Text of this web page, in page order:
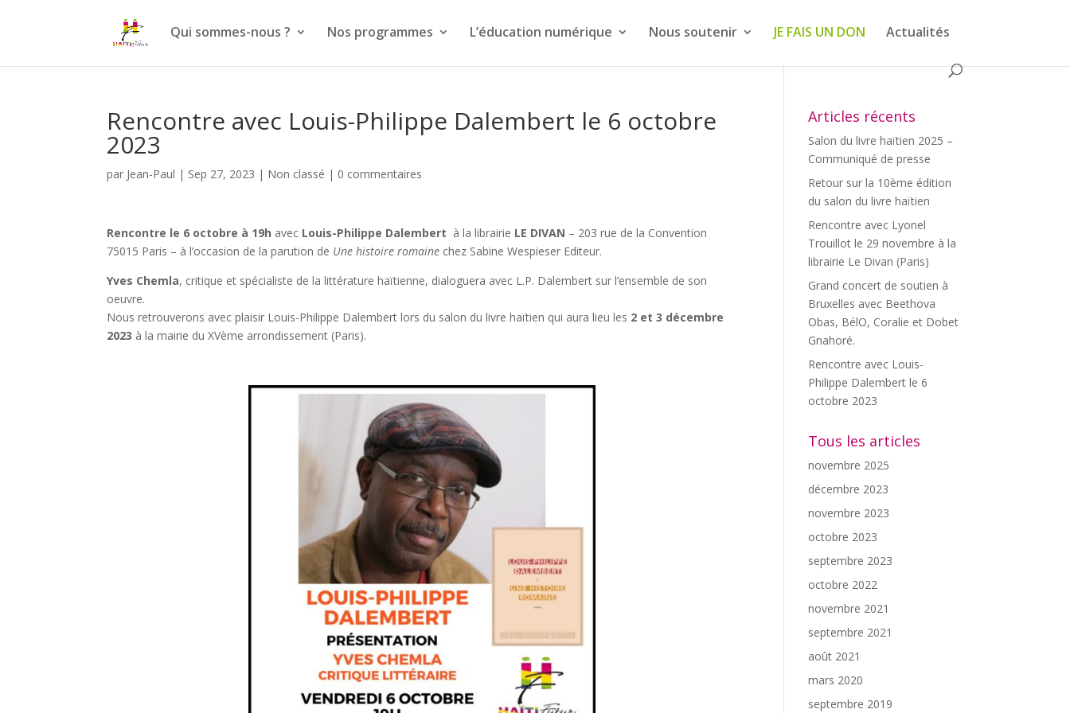
Qui sommes-nous ? Nos programmes L’éducation numérique Nous soutenir JE FAIS UN DON Actualités
Rencontre avec Louis-Philippe Dalembert le 6 octobre
2023
par Jean-Paul | Sep 27, 2023 | Non classé | 0 commentaires
Rencontre le 6 octobre à 19h avec Louis-Philippe Dalembert à la librairie LE DIVAN – 203 rue de la Convention
75015 Paris – à l’occasion de la parution de Une histoire romaine chez Sabine Wespieser Editeur.
Yves Chemla, critique et spécialiste de la littérature haïtienne, dialoguera avec L.P. Dalembert sur l’ensemble de son
oeuvre.
Nous retrouverons avec plaisir Louis-Philippe Dalembert lors du salon du livre haïtien qui aura lieu les 2 et 3 décembre
2023 à la mairie du XVème arrondissement (Paris).
Articles récents
Salon du livre haïtien 2025 –
Communiqué de presse
Retour sur la 10ème édition
du salon du livre haïtien
Rencontre avec Lyonel
Trouillot le 29 novembre à la
librairie Le Divan (Paris)
Grand concert de soutien à
Bruxelles avec Beethova
Obas, BélO, Coralie et Dobet
Gnahoré.
Rencontre avec Louis-
Philippe Dalembert le 6
octobre 2023
Tous les articles
novembre 2025
décembre 2023
novembre 2023
octobre 2023
septembre 2023
octobre 2022
novembre 2021
septembre 2021
août 2021
mars 2020
septembre 2019